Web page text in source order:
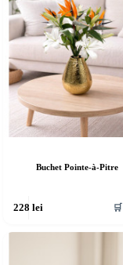
Buchet Pointe-à-Pitre
228lei 🛒